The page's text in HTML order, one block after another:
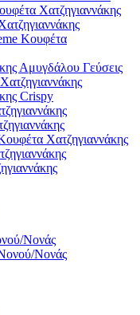
Χατζηγιαννάκης
Κουφέτα
Αμυγδάλου Γεύσεις
Crispy
Χατζηγιαννάκης
Νονάς
Νονάς